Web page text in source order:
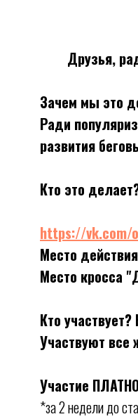
Друзья,
Зачем мы это
Ради
развития
Кто это
https://vk.com/
Место
Место кросса
Кто
Участвуют
Участие
*за 2 недели до